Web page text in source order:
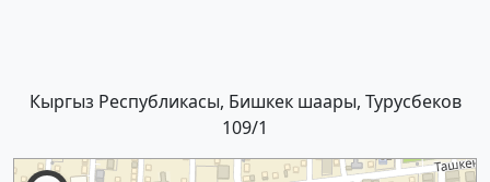
Кыргыз Республикасы, Бишкек шаары, Турусбеков
109/1